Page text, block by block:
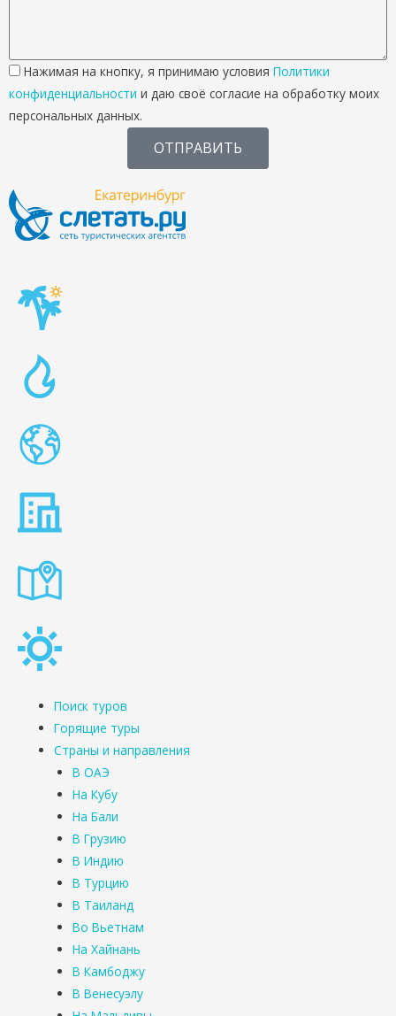
Нажимая на кнопку, я принимаю условия Политики
конфиденциальности и даю своё согласие на обработку моих
персональных данных.
ОТПРАВИТЬ
Поиск туров
Горящие туры
Страны и направления
В ОАЭ
На Кубу
На Бали
В Грузию
В Индию
В Турцию
В Таиланд
Во Вьетнам
На Хайнань
В Камбоджу
В Венесуэлу